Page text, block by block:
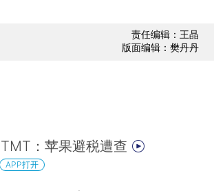
责任编辑：王晶
版面编辑：樊丹丹
：苹果避税遭查
APP打开